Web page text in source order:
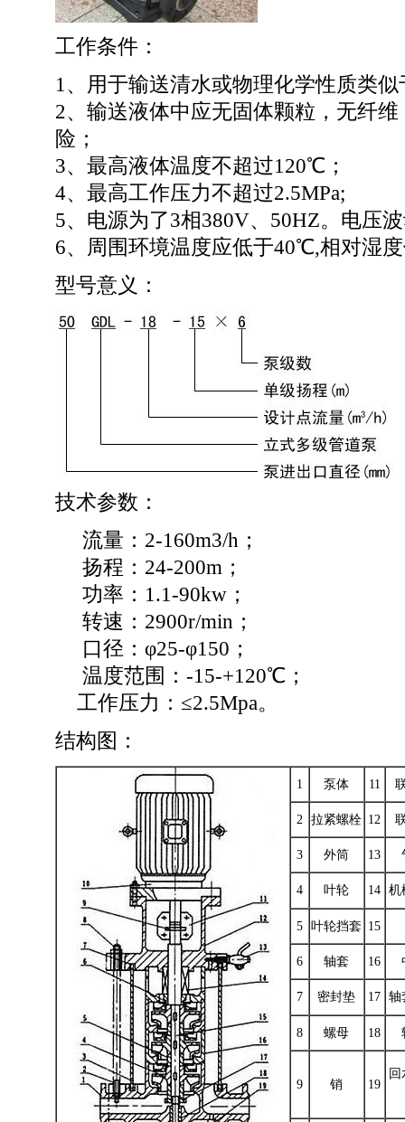
工作条件：
1、用于输送清水或物理化学性质类
2、输送液体中应无固体颗粒，无纤
险；
3、最高液体温度不超过120℃；
4、最高工作压力不超过2.5MPa;
5、电源为了3相380V、50HZ。电压
6、周围环境温度应低于40℃,相对湿
型号意义：
技术参数：
流量：2-160m3/h；
扬程：24-200m；
功率：1.1-90kw；
转速：2900r/min；
口径：φ25-φ150；
温度范围：-15-+120℃；
工作压力：≤2.5Mpa。
结构图：
1 泵体 11
2 拉紧螺栓 12
3 外筒 13
4 叶轮 14 机
5 叶轮挡套 15
6 轴套 16
7 密封垫 17 轴
8 螺母 18
9 销 19
回